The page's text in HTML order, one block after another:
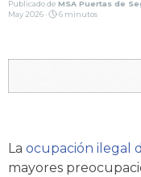
Publicado de MSA Puertas de
May 2026 ·
6 minutos
La ocupación ilegal
mayores